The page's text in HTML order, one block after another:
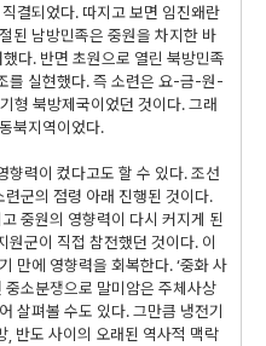
결되었다. 따지고 보면 임진왜란
된 남방민족은 중원을 차지한 바
다. 반면 초원으로 열린 북방민족
를 실현했다. 즉 소련은 요-금-원-
형 북방제국이었던 것이다. 그래
북지역이었다.
향력이 컸다고도 할 수 있다. 조선
군의 점령 아래 진행된 것이다.
중원의 영향력이 다시 커지게 된
원군이 직접 참전했던 것이다. 이
만에 영향력을 회복한다. ‘중화 사
중소분쟁으로 말미암은 주체사상
살펴볼 수도 있다. 그만큼 냉전기
반도 사이의 오래된 역사적 맥락